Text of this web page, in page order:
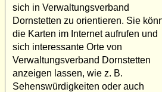
sich in Verwaltungsverband
Dornstetten zu orientieren. Sie
die Karten im Internet aufrufen und
sich interessante Orte von
Verwaltungsverband Dornstetten
anzeigen lassen, wie z. B.
Sehenswürdigkeiten oder auch